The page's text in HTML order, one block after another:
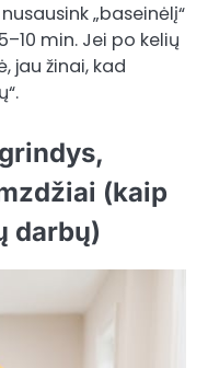
„baseinėlį“
min. Jei po kelių
jau žinai, kad
(kaip
darbų)